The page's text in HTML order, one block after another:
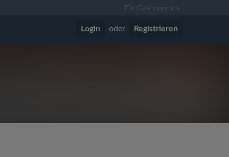
Für Gastronomen
Login oder Registrieren